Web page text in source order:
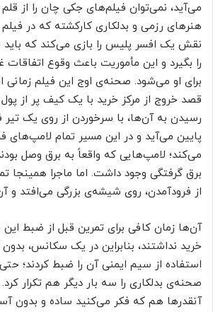
می‌آید، نمی‌توان فیلم‌های جکی چان را از
هنرهای رزمی و بدلکاری کارکشته که در
نقش یک افسر پلیس را بازی می‌کند که باید
را بگیرد و این مأموریت باعث وقوع
برای او می‌شود. صحنه‌ی اوج این فیلم زمانی
قصد خروج از مرکز خرید با یک کیف پر از پول
رسیدن به آن‌ها، با سرخوردن از روی یک
پایین می‌آید و در این مسیر تمام لامپ‌های
می‌کند؛ لامپ‌هایی که واقعاً به برق وصل
از فرودآمدن، روی شیشه‌ی بزرگی می‌افتد و
آن‌ها زمان کافی برای تمرین قبل از ضبط
خرید نداشتند، بنابراین در یک سکانس،
استفاده از سیم ایمنی آن را ضبط کردند؛
صحنه‌ی بدلکاری را سه بار دیگر هم تکرار کرد.
آنقدرها هم که فکر می‌کنید ساده و بدون